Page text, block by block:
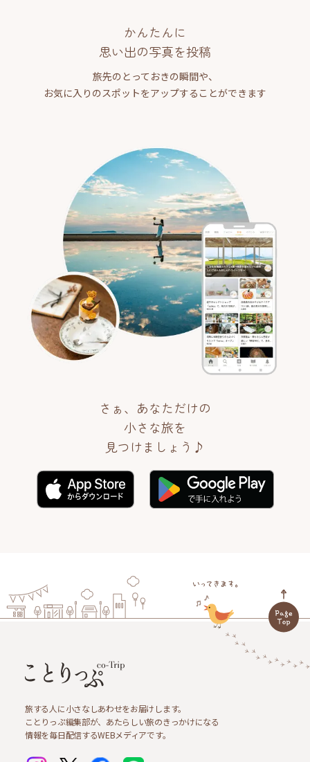
かんたんに
思い出の写真を投稿
旅先のとっておきの瞬間や、
お気に入りのスポットをアップすることができます
さぁ、あなただけの
小さな旅を
見つけましょう♪
旅する人に小さなしあわせをお届けします。
ことりっぷ編集部が、あたらしい旅のきっかけになる
情報を毎日配信するWEBメディアです。